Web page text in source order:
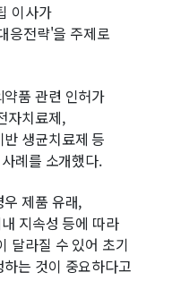
이사가
응전략'을 주제로
품 관련 인허가
자치료제,
생균치료제 등
례를 소개했다.
제품 유래,
지속성 등에 따라
달라질 수 있어 초기
는 것이 중요하다고